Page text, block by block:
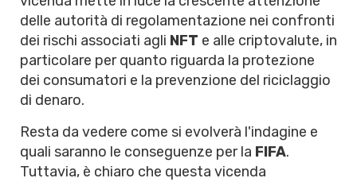
delle autorità di regolamentazione nei confronti
dei rischi associati agli NFT e alle criptovalute, in
particolare per quanto riguarda la protezione
dei consumatori e la prevenzione del riciclaggio
di denaro.
Resta da vedere come si evolverà l'indagine e
quali saranno le conseguenze per la FIFA.
Tuttavia, è chiaro che questa vicenda